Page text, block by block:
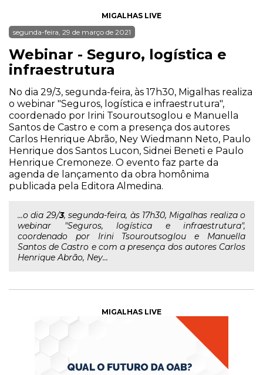
MIGALHAS LIVE
segunda-feira, 29 de março de 2021
Webinar - Seguro, logística e
infraestrutura
No dia 29/3, segunda-feira, às 17h30, Migalhas realiza
o webinar "Seguros, logística e infraestrutura",
coordenado por Irini Tsouroutsoglou e Manuella
Santos de Castro e com a presença dos autores
Carlos Henrique Abrão, Ney Wiedmann Neto, Paulo
Henrique dos Santos Lucon, Sidnei Beneti e Paulo
Henrique Cremoneze. O evento faz parte da
agenda de lançamento da obra homônima
publicada pela Editora Almedina.
...o dia 29/3, segunda-feira, às 17h30, Migalhas realiza o
webinar "Seguros, logística e infraestrutura",
coordenado por Irini Tsouroutsoglou e Manuella
Santos de Castro e com a presença dos autores Carlos
Henrique Abrão, Ney...
MIGALHAS LIVE